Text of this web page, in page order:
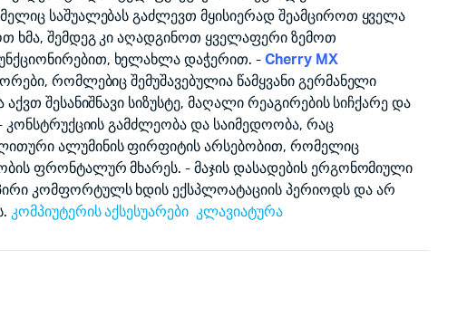
საშუალებას გაძლევთ მყისიერად შეამციროთ ყველა
ხმა, შემდეგ კი აღადგინოთ ყველაფერი ზემოთ
ხელახლა დაჭერით. - Cherry MX
რომლებიც შემუშავებულია წამყვანი გერმანელი
შესანიშნავი სიზუსტე, მაღალი რეაგირების სიჩქარე და
კონსტრუქციის გამძლეობა და საიმედოობა, რაც
ალუმინის ფირფიტის არსებობით, რომელიც
ფრონტალურ მხარეს. - მაჯის დასადების ერგონომიული
კომფორტულს ხდის ექსპლოატაციის პერიოდს და არ
კომპიუტერის აქსესუარები კლავიატურა